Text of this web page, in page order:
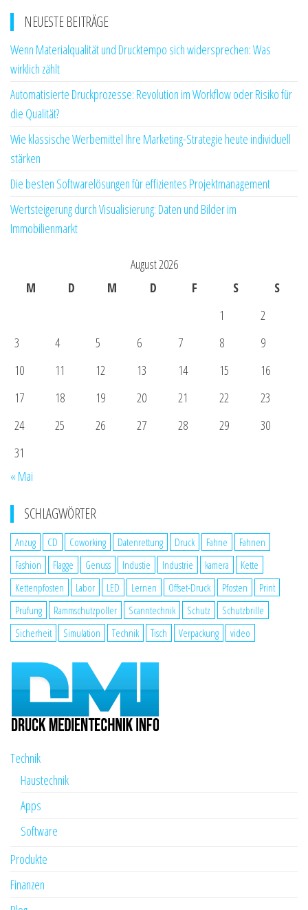
NEUESTE BEITRÄGE
Wenn Materialqualität und Drucktempo sich widersprechen: Was
wirklich zählt
Automatisierte Druckprozesse: Revolution im Workflow oder Risiko für
die Qualität?
Wie klassische Werbemittel Ihre Marketing-Strategie heute individuell
stärken
Die besten Softwarelösungen für effizientes Projektmanagement
Wertsteigerung durch Visualisierung: Daten und Bilder im
Immobilienmarkt
August 2026
M
D M D F S
S
1
2
3
4 5 6 7 8
9
10
11 12 13 14 15
16
17
18 19 20 21 22
23
24
25 26 27 28 29
30
31
« Mai
SCHLAGWÖRTER
Anzug CD Coworking Datenrettung Druck Fahne
Fahnen
Fashion
Flagge Genuss Industie Industrie kamera
Kette
Kettenpfosten
Labor LED Lernen Offset-Druck Pfosten
Print
Prüfung
Rammschutzpoller Scanntechnik Schutz
Schutzbrille
Sicherheit
Simulation Technik Tisch Verpackung video
Technik
Haustechnik
Apps
Software
Produkte
Finanzen